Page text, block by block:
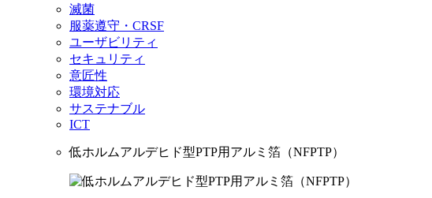
滅菌
服薬遵守・CRSF
ユーザビリティ
セキュリティ
意匠性
環境対応
サステナブル
ICT
低ホルムアルデヒド型PTP用アルミ箔（NFPTP）